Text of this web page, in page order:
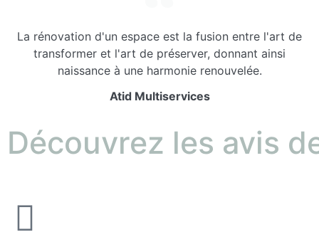
La rénovation d'un espace est la fusion entre l'art de
transformer et l'art de préserver, donnant ainsi
naissance à une harmonie renouvelée.
Atid Multiservices
Découvrez les avis